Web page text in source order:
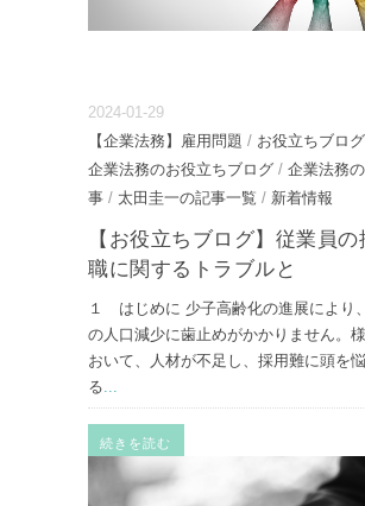
2024-01-29
【企業法務】雇用問題 / お役立ちブログ
企業法務のお役立ちブログ / 企業法務
事 / 太田圭一の記事一覧 / 新着情報
【お役立ちブログ】従業員の
職に関するトラブルと
１ はじめに 少子高齢化の進展により
の人口減少に歯止めがかかりません。
おいて、人材が不足し、採用難に頭を
る...
続きを読む